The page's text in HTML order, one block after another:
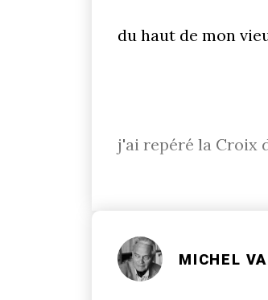
du haut de mon
j'ai repéré la Croix
MICHEL